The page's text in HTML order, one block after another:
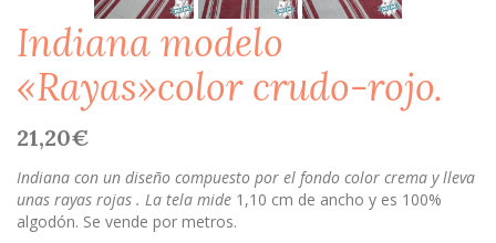
Indiana modelo
«Rayas»color crudo-rojo.
21,20€
Indiana con un diseño compuesto por el fondo color crema y lleva
unas rayas rojas . La tela mide 1,10 cm de ancho y es 100%
algodón. Se vende por metros.